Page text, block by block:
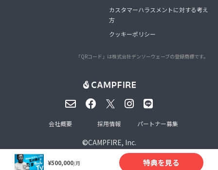
¥500,000/月 特典を見る
カスタマーハラスメントに対する考え
方
クッキーポリシー
「QRコード」は株式会社デンソーウェーブの登録商標です。
©CAMPFIRE, Inc.
会社概要 採用情報 パートナー募集